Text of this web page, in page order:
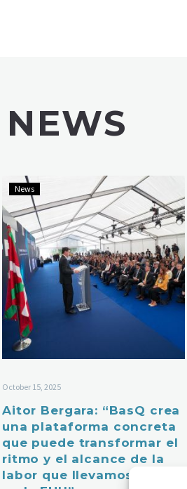
News
October 15, 2025
Aitor Bergara: “BasQ crea
una plataforma concreta
que puede transformar el
ritmo y el alcance de la
labor que llevamos a cabo